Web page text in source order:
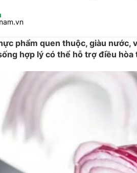
phẩm quen thuộc, giàu nước,
hợp lý có thể hỗ trợ điều